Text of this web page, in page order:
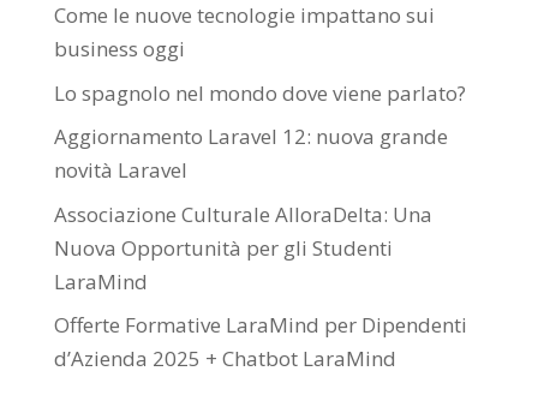
Come le nuove tecnologie impattano sui
business oggi
Lo spagnolo nel mondo dove viene parlato?
Aggiornamento Laravel 12: nuova grande
novità Laravel
Associazione Culturale AlloraDelta: Una
Nuova Opportunità per gli Studenti
LaraMind
Offerte Formative LaraMind per Dipendenti
d’Azienda 2025 + Chatbot LaraMind